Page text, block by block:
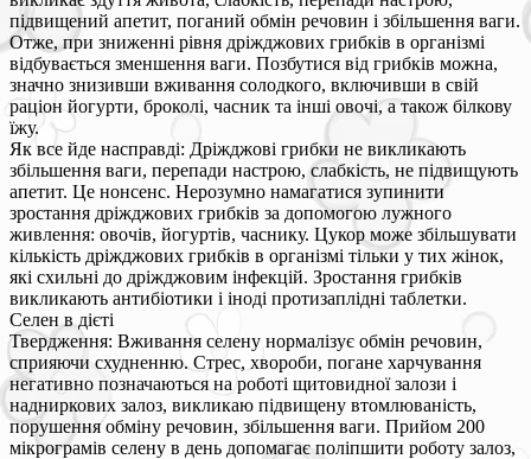
підвищений апетит, поганий обмін речовин і збільшення ваги.
Отже, при зниженні рівня дріжджових грибків в організмі
відбувається зменшення ваги. Позбутися від грибків можна,
значно знизивши вживання солодкого, включивши в свій
раціон йогурти, броколі, часник та інші овочі, а також білкову
їжу.
Як все йде насправді: Дріжджові грибки не викликають
збільшення ваги, перепади настрою, слабкість, не підвищують
апетит. Це нонсенс. Нерозумно намагатися зупинити
зростання дріжджових грибків за допомогою лужного
живлення: овочів, йогуртів, часнику. Цукор може збільшувати
кількість дріжджових грибків в організмі тільки у тих жінок,
які схильні до дріжджовим інфекцій. Зростання грибків
викликають антибіотики і іноді протизаплідні таблетки.
Селен в дієті
Твердження: Вживання селену нормалізує обмін речовин,
сприяючи схудненню. Стрес, хвороби, погане харчування
негативно позначаються на роботі щитовидної залози і
надниркових залоз, викликаю підвищену втомлюваність,
порушення обміну речовин, збільшення ваги. Прийом 200
мікрограмів селену в день допомагає поліпшити роботу залоз,